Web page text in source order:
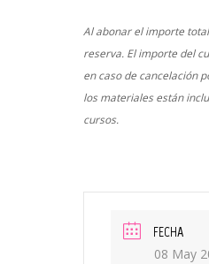
Al abonar el importe
reserva. El importe del
en caso de cancelación
los materiales están
cursos.
FECHA
08 May